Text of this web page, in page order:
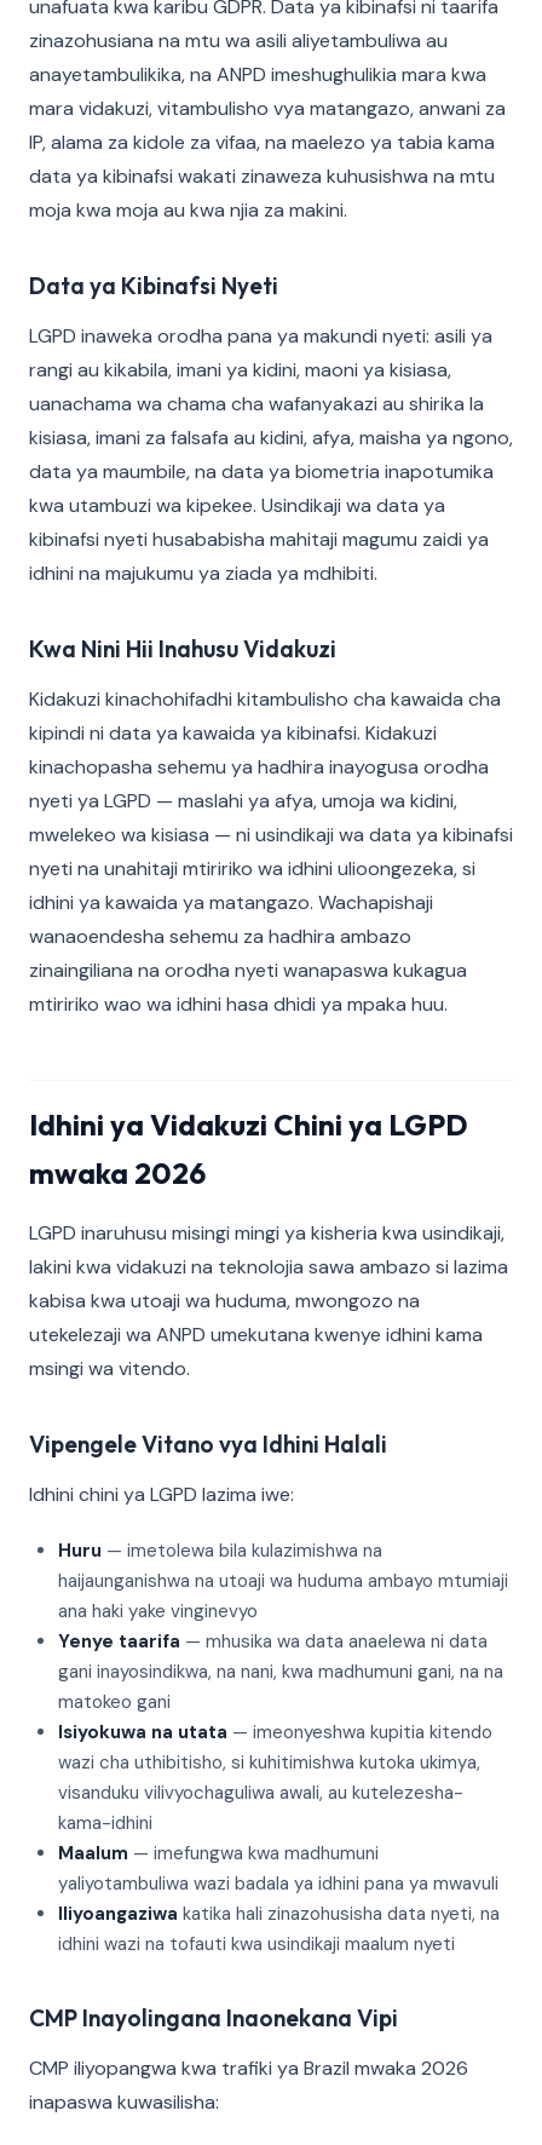
unafuata kwa karibu GDPR. Data ya kibinafsi ni taarifa
zinazohusiana na mtu wa asili aliyetambuliwa au
anayetambulikika, na ANPD imeshughulikia mara kwa
mara vidakuzi, vitambulisho vya matangazo, anwani za
IP, alama za kidole za vifaa, na maelezo ya tabia kama
data ya kibinafsi wakati zinaweza kuhusishwa na mtu
moja kwa moja au kwa njia za makini.
Data ya Kibinafsi Nyeti
LGPD inaweka orodha pana ya makundi nyeti: asili ya
rangi au kikabila, imani ya kidini, maoni ya kisiasa,
uanachama wa chama cha wafanyakazi au shirika la
kisiasa, imani za falsafa au kidini, afya, maisha ya ngono,
data ya maumbile, na data ya biometria inapotumika
kwa utambuzi wa kipekee. Usindikaji wa data ya
kibinafsi nyeti husababisha mahitaji magumu zaidi ya
idhini na majukumu ya ziada ya mdhibiti.
Kwa Nini Hii Inahusu Vidakuzi
Kidakuzi kinachohifadhi kitambulisho cha kawaida cha
kipindi ni data ya kawaida ya kibinafsi. Kidakuzi
kinachopasha sehemu ya hadhira inayogusa orodha
nyeti ya LGPD — maslahi ya afya, umoja wa kidini,
mwelekeo wa kisiasa — ni usindikaji wa data ya kibinafsi
nyeti na unahitaji mtiririko wa idhini ulioongezeka, si
idhini ya kawaida ya matangazo. Wachapishaji
wanaoendesha sehemu za hadhira ambazo
zinaingiliana na orodha nyeti wanapaswa kukagua
mtiririko wao wa idhini hasa dhidi ya mpaka huu.
Idhini ya Vidakuzi Chini ya LGPD
mwaka 2026
LGPD inaruhusu misingi mingi ya kisheria kwa usindikaji,
lakini kwa vidakuzi na teknolojia sawa ambazo si lazima
kabisa kwa utoaji wa huduma, mwongozo na
utekelezaji wa ANPD umekutana kwenye idhini kama
msingi wa vitendo.
Vipengele Vitano vya Idhini Halali
Idhini chini ya LGPD lazima iwe:
Huru — imetolewa bila kulazimishwa na
haijaunganishwa na utoaji wa huduma ambayo mtumiaji
ana haki yake vinginevyo
Yenye taarifa — mhusika wa data anaelewa ni data
gani inayosindikwa, na nani, kwa madhumuni gani, na na
matokeo gani
Isiyokuwa na utata — imeonyeshwa kupitia kitendo
wazi cha uthibitisho, si kuhitimishwa kutoka ukimya,
visanduku vilivyochaguliwa awali, au kutelezesha-
kama-idhini
Maalum — imefungwa kwa madhumuni
yaliyotambuliwa wazi badala ya idhini pana ya mwavuli
Iliyoangaziwa katika hali zinazohusisha data nyeti, na
idhini wazi na tofauti kwa usindikaji maalum nyeti
CMP Inayolingana Inaonekana Vipi
CMP iliyopangwa kwa trafiki ya Brazil mwaka 2026
inapaswa kuwasilisha: